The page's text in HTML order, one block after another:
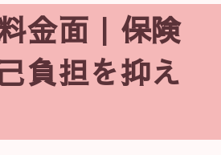
金面｜保険
負担を抑え